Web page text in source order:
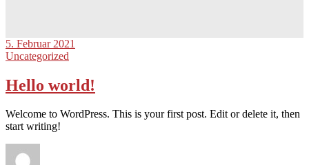
5. Februar 2021
Uncategorized
Hello world!
Welcome to WordPress. This is your first post. Edit or delete it, then
start writing!